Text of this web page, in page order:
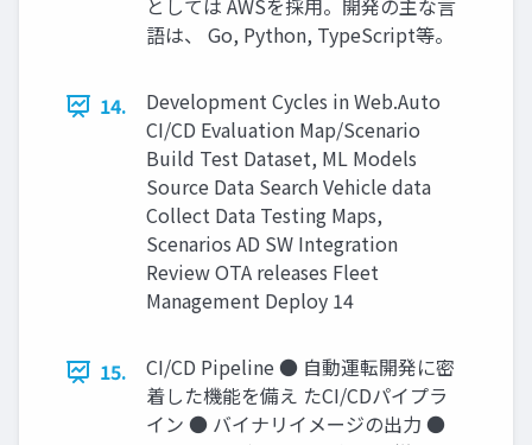
としては AWSを採用。開発の主な言
語は、 Go, Python, TypeScript等。
14.
Development Cycles in Web.Auto
CI/CD Evaluation Map/Scenario
Build Test Dataset, ML Models
Source Data Search Vehicle data
Collect Data Testing Maps,
Scenarios AD SW Integration
Review OTA releases Fleet
Management Deploy 14
15.
CI/CD Pipeline ● 自動運転開発に密
着した機能を備え たCI/CDパイプラ
イン ● バイナリイメージの出力 ●